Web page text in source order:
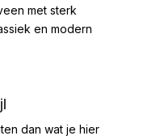
met sterk
en modern
dan wat je hier